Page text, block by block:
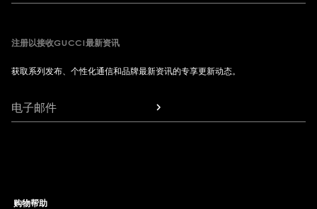
注册以接收GUCCI最新资讯
获取系列发布、个性化通信和品牌最新资讯的专享更新动态。
电子邮件
购物帮助